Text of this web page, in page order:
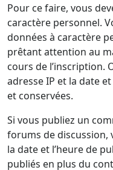
Pour ce faire, vous
caractère personnel.
données à caractère
prêtant attention au
cours de l’inscription.
adresse IP et la date
et conservées.
Si vous publiez un
forums de discussion,
la date et l’heure de
publiés en plus du